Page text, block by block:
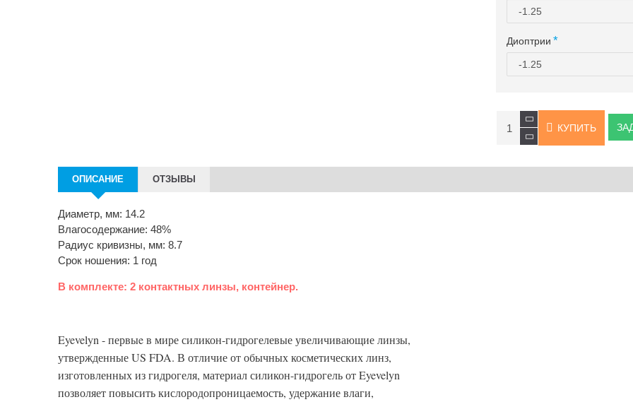
Диоптрии
КУПИТЬ
ОПИСАНИЕ ОТЗЫВЫ
Диаметр, мм: 14.2
Влагосодержание: 48%
Радиус кривизны, мм: 8.7
Cрок ношения: 1 год
В комплекте: 2 контактных линзы, контейнер.
Eyevelyn - первыe в мире силикон-гидрогелевые увеличивающие линзы,
утвержденные US FDA. В отличие от обычных косметических линз,
изготовленных из гидрогеля, материал силикон-гидрогель от Eyevelyn
позволяет повысить кислородопроницаемость, удержание влаги,